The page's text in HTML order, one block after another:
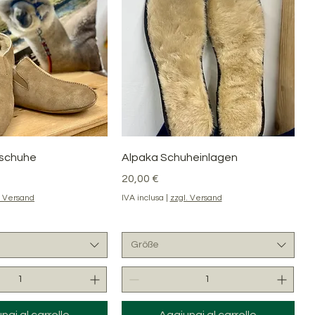
rapida
Versand
Vista rapida
Alpaka Schuheinlagen
Prezzo
20,00 €
IVA inclusa zzgl. Versand
Größe